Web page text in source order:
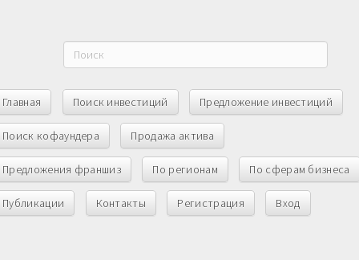
Главная Поиск инвестиций Предложение инвестиций
Поиск кофаундера Продажа актива
Предложения франшиз По регионам По сферам бизнеса
Публикации Контакты Регистрация Вход